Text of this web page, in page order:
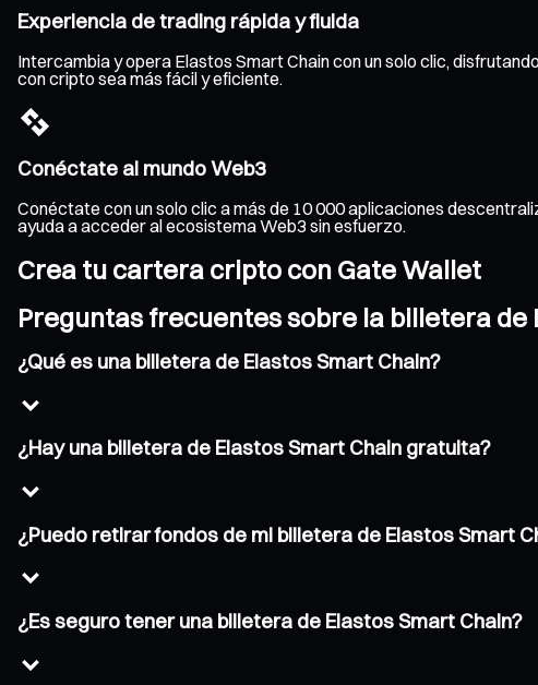
Experiencia de trading rápida y fluida
Intercambia y opera Elastos Smart Chain con un solo clic,
con cripto sea más fácil y eficiente.
Conéctate al mundo Web3
Conéctate con un solo clic a más de 10 000 aplicaciones
ayuda a acceder al ecosistema Web3 sin esfuerzo.
Crea tu cartera cripto con Gate Wallet
Preguntas frecuentes sobre la billetera de
¿Qué es una billetera de Elastos Smart Chain?
¿Hay una billetera de Elastos Smart Chain gratuita?
¿Puedo retirar fondos de mi billetera de Elastos Smart
¿Es seguro tener una billetera de Elastos Smart Chain?